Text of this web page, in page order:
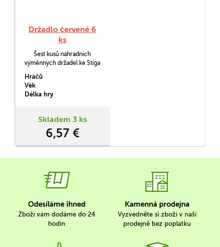
Držadlo červené 6
ks
Šest kusů náhradních
výměnných držadel ke Stiga
Hráčů
Věk
Délka hry
Skladem 3 ks
6,57 €
Odesíláme ihned
Zboží vám dodáme do 24
hodin
Kamenná prodejna
Vyzvedněte si zboží v naší
prodejně bez poplatku